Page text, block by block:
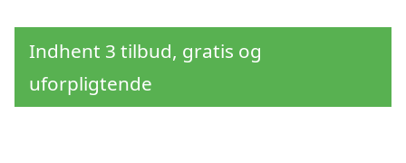
Indhent 3 tilbud, gratis og
uforpligtende